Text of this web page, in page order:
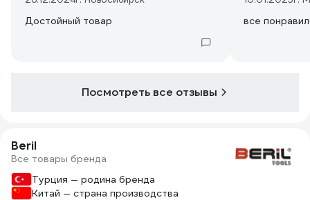
Достойный товар все
Посмотреть все отзывы
Beril
Все товары бренда
Турция — родина бренда
Китай — страна производства